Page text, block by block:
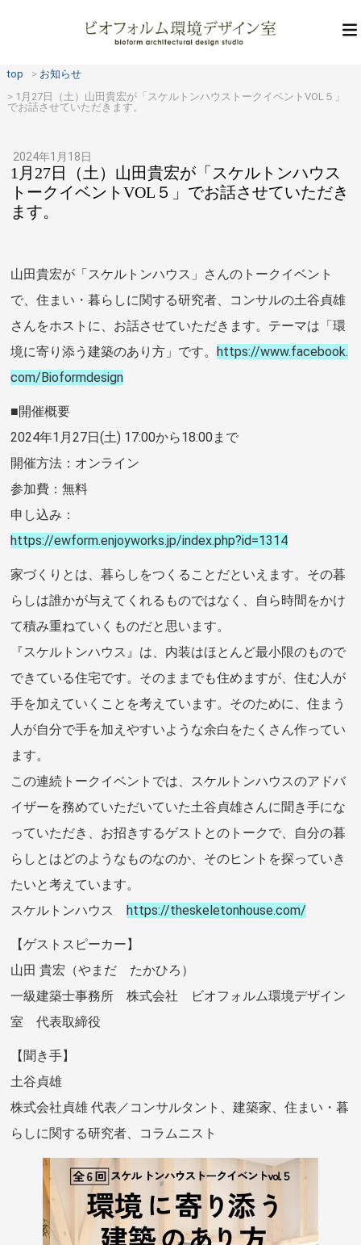
top
お知らせ
1月27日（土）山田貴宏が「スケルトンハウストークイベントVOL５」
でお話させていただきます。
2024年1月18日
1月27日（土）山田貴宏が「スケルトンハウス
トークイベントVOL５」でお話させていただき
ます。
山田貴宏が「スケルトンハウス」さんのトークイベント
で、住まい・暮らしに関する研究者、コンサルの土谷貞雄
さんをホストに、お話させていただきます。テーマは「環
境に寄り添う建築のあり方」です。https://www.facebook.
com/Bioformdesign
■開催概要
2024年1月27日(土) 17:00から18:00まで
開催方法：オンライン
参加費：無料
申し込み：
https://ewform.enjoyworks.jp/index.php?id=1314
家づくりとは、暮らしをつくることだといえます。その暮
らしは誰かが与えてくれるものではなく、⾃ら時間をかけ
て積み重ねていくものだと思います。
『スケルトンハウス』は、内装はほとんど最⼩限のもので
できている住宅です。そのままでも住めますが、住む⼈が
⼿を加えていくことを考えています。そのために、住まう
⼈が⾃分で⼿を加えやすいような余⽩をたくさん作ってい
ます。
この連続トークイベントでは、スケルトンハウスのアドバ
イザーを務めていただいていた⼟⾕貞雄さんに聞き⼿にな
っていただき、お招きするゲストとのトークで、⾃分の暮
らしとはどのようなものなのか、そのヒントを探っていき
たいと考えています。
スケルトンハウスhttps://theskeletonhouse.com/
【ゲストスピーカー】
山田 貴宏（やまだ たかひろ）
一級建築士事務所 株式会社 ビオフォルム環境デザイン
室 代表取締役
【聞き⼿】
⼟⾕貞雄
株式会社貞雄 代表／コンサルタント、建築家、住まい・暮
らしに関する研究者、コラムニスト